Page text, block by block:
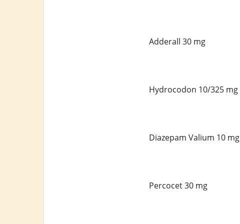
Adderall 30 mg
Hydrocodon 10/325 mg
Diazepam Valium 10 mg
Percocet 30 mg